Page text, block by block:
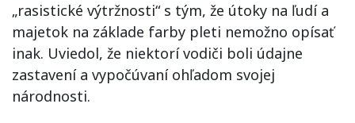
„rasistické výtržnosti“ s tým, že útoky na ľudí a
majetok na základe farby pleti nemožno opísať
inak. Uviedol, že niektorí vodiči boli údajne
zastavení a vypočúvaní ohľadom svojej
národnosti.